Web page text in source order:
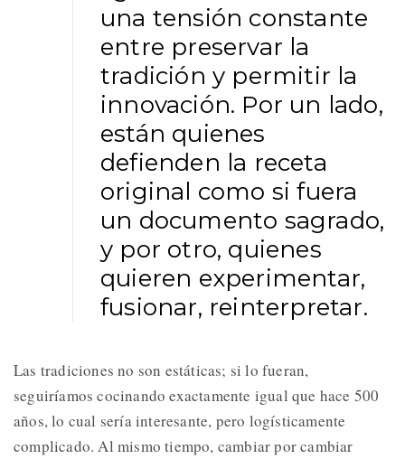
una tensión constante
entre preservar la
tradición y permitir la
innovación. Por un lado,
están quienes
defienden la receta
original como si fuera
un documento sagrado,
y por otro, quienes
quieren experimentar,
fusionar, reinterpretar.
Las tradiciones no son estáticas; si lo fueran,
seguiríamos cocinando exactamente igual que hace 500
años, lo cual sería interesante, pero logísticamente
complicado. Al mismo tiempo, cambiar por cambiar